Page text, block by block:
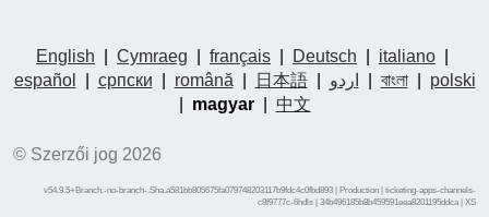
English Cymraeg français Deutsch italiano
español
српски română 日本語| اردو বাংলা|
polski
magyar| 中文
© Szerzői jog 2026
v54.9.5+Branch.-no-branch-.Sha.a581bb805675fa079748203117b9fdc4c0fbd893 | Production | ticketing-apps-channels-
c8f9777c-6hdls | 34b496185b8b459591eea8201195ddca | XS